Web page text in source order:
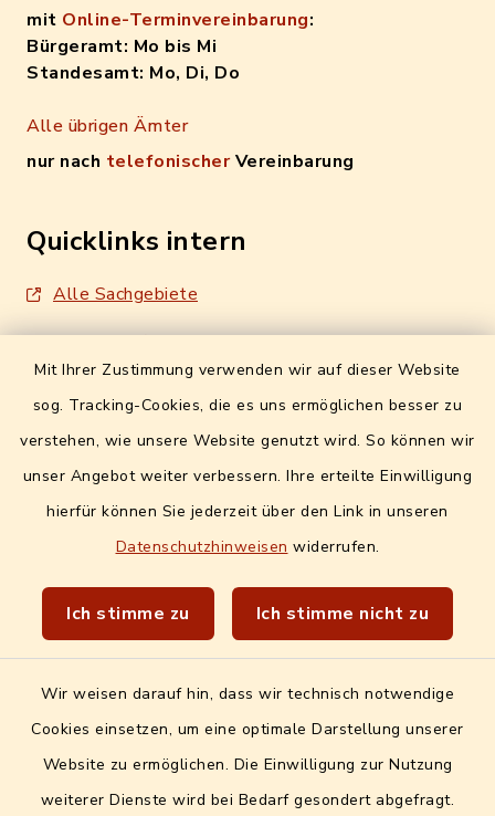
Mit Ihrer Zustimmung verwenden wir auf dieser Website
sog. Tracking-Cookies, die es uns ermöglichen besser zu
verstehen, wie unsere Website genutzt wird. So können wir
unser Angebot weiter verbessern. Ihre erteilte Einwilligung
hierfür können Sie jederzeit über den Link in unseren
Datenschutzhinweisen widerrufen.
Ich stimme zu Ich stimme nicht zu
Wir weisen darauf hin, dass wir technisch notwendige
Cookies einsetzen, um eine optimale Darstellung unserer
Website zu ermöglichen. Die Einwilligung zur Nutzung
weiterer Dienste wird bei Bedarf gesondert abgefragt.
mit Online-Terminvereinbarung:
Bürgeramt: Mo bis Mi
Standesamt: Mo, Di, Do
Alle übrigen Ämter
nur nach telefonischerVereinbarung
Quicklinks intern
Alle Sachgebiete
Formulare / Onlinedienste
Info- und Mitteilungsblatt
Quicklinks extern
Landratsamt Erlangen-Höchstadt
Wir sind Genussort!